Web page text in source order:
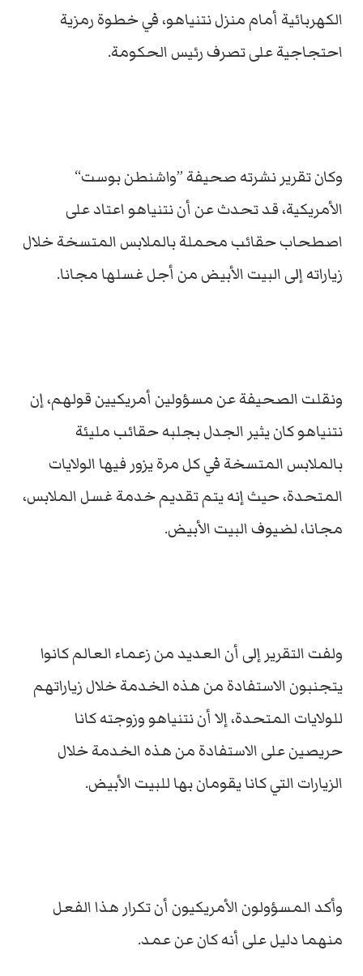
الكهربائية أمام منزل نتنياهو، في خطوة رمزية
احتجاجية على تصرف رئيس الحكومة.
وكان تقرير نشرته صحيفة ”واشنطن بوست“
الأمريكية، قد تحدث عن أن نتنياهو اعتاد على
اصطحاب حقائب محملة بالملابس المتسخة خلال
زياراته إلى البيت الأبيض من أجل غسلها مجانا.
ونقلت الصحيفة عن مسؤولين أمريكيين قولهم، إن
نتنياهو كان يثير الجدل بجلبه حقائب مليئة
بالملابس المتسخة في كل مرة يزور فيها الولايات
المتحدة، حيث إنه يتم تقديم خدمة غسل الملابس،
مجانا، لضيوف البيت الأبيض.
ولفت التقرير إلى أن العديد من زعماء العالم كانوا
يتجنبون الاستفادة من هذه الخدمة خلال زياراتهم
للولايات المتحدة، إلا أن نتنياهو وزوجته كانا
حريصين على الاستفادة من هذه الخدمة خلال
الزيارات التي كانا يقومان بها للبيت الأبيض.
وأكد المسؤولون الأمريكيون أن تكرار هذا الفعل
منهما دليل على أنه كان عن عمد.